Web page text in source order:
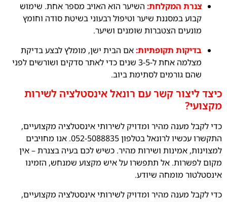
צנרת המקלחת: השיער הוא האויב מספר אחת. שימוש
קבוע במסננת שיער וטיפול רבעוני בשיטת סודה וחומץ
מונעים הצטברות שומנים ושיער.
בדיקות תקופתיות:אם הבית ישן, מומלץ לבצע בדיקת
מצלמה אחת ל-3-5 שנים כדי לאתר סדקים ושורשים לפני
שהם גורמים לסתימת ביוב.
כיצד ליצור קשר עם רונאל אינסטלציה לשירות
מקצועי?
כדי לקבל מענה מהיר ומדויק לשירותי אינסטלציה מקצועיים,
התקשרו עכשיו לרונאל בטלפון 052-5088835. אנו מחויבים
למצוינות, אמינות ושירות מהיר. כשיש לכם בעיה בצנרת – אין
מקום לפשרות. אל תתפשרו על איש מקצוע שמנחש, הזמינו
אינסטלטור מומחה שיודע.
כדי לקבל מענה מהיר ומדויק לשירותי אינסטלציה מקצועיים,